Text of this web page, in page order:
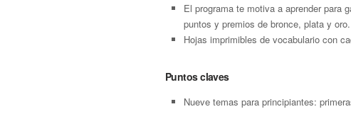
El programa te motiva a aprender para
puntos y premios de bronce, plata y oro.
Hojas imprimibles de vocabulario con
Puntos claves
Nueve temas para principiantes: